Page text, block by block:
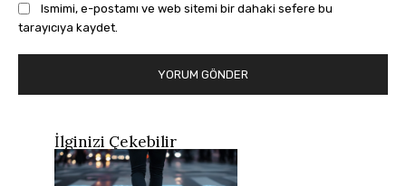
Ismimi, e-postamı ve web sitemi bir dahaki sefere bu
tarayıcıya kaydet.
İlginizi Çekebilir